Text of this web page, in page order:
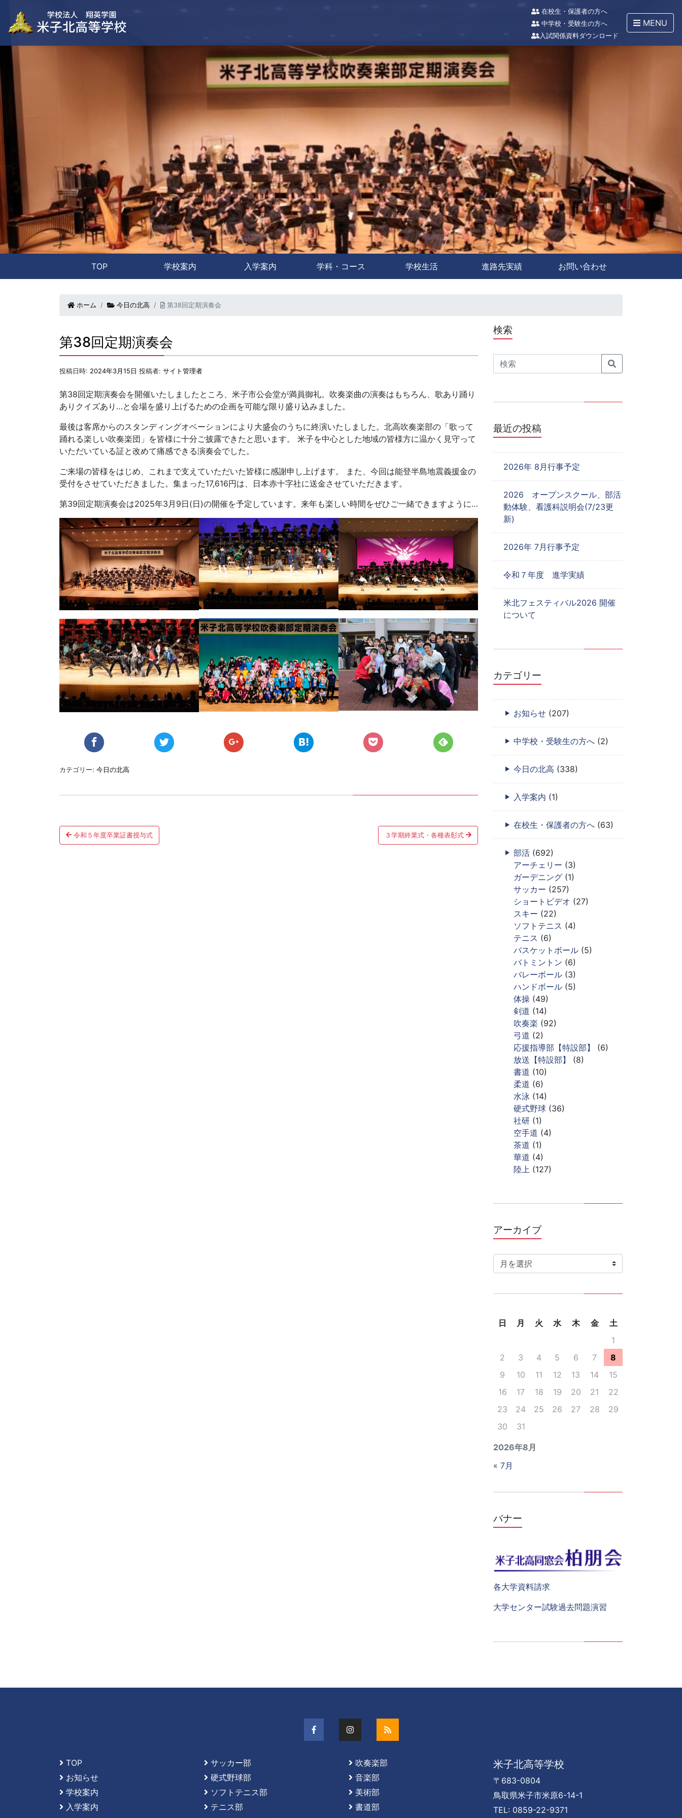
在校生・保護者の方へ
中学校・受験生の方へ
入試関係資料ダウンロード
MENU
TOP 学校案内 入学案内 学科・コース 学校生活 進路先実績 お問い合わせ
ホーム 今日の北高 第38回定期演奏会
第38回定期演奏会
投稿日時: 2024年3月15日 投稿者: サイト管理者
第38回定期演奏会を開催いたしましたところ、米子市公会堂が満員御礼。吹奏楽曲の演奏はもちろん、歌あり踊り
ありクイズあり…と会場を盛り上げるための企画を可能な限り盛り込みました。
最後は客席からのスタンディングオベーションにより大盛会のうちに終演いたしました。北高吹奏楽部の「歌って
踊れる楽しい吹奏楽団」を皆様に十分ご披露できたと思います。 米子を中心とした地域の皆様方に温かく見守って
いただいている証と改めて痛感できる演奏会でした。
ご来場の皆様をはじめ、これまで支えていただいた皆様に感謝申し上げます。 また、今回は能登半島地震義援金の
受付をさせていただきました。集まった17,616円は、日本赤十字社に送金させていただきます。
第39回定期演奏会は2025年3月9日(日)の開催を予定しています。来年も楽しい時間をぜひご一緒できますように…
カテゴリー: 今日の北高
投
稿令和５年度卒業証書授与式 ３学期終業式・各種表彰式
検索
Search
最近の投稿
2026年 8月行事予定
2026 オープンスクール、部活
動体験、看護科説明会(7/23更
新)
2026年 7月行事予定
令和７年度 進学実績
米北フェスティバル2026 開催
について
カテゴリー
お知らせ (207)
中学校・受験生の方へ (2)
今日の北高 (338)
入学案内 (1)
在校生・保護者の方へ (63)
部活 (692)
アーチェリー (3)
ガーデニング (1)
サッカー (257)
ショートビデオ (27)
スキー (22)
ソフトテニス (4)
テニス (6)
バスケットボール (5)
バトミントン (6)
バレーボール (3)
ハンドボール (5)
体操 (49)
剣道 (14)
吹奏楽 (92)
弓道 (2)
応援指導部【特設部】
(6)
放送【特設部】
(8)
書道 (10)
柔道 (6)
水泳 (14)
硬式野球 (36)
社研 (1)
空手道 (4)
茶道 (1)
華道 (4)
陸上 (127)
アーカイブア
ー
カ
2026年8月
日 月 火 水 木 金
土
1
2
3 4 5 6 7
8
9
10 11 12 13 14
15
16
17 18 19 20 21
22
23
24 25 26 27 28
29
30
31
« 7月
バナー
各大学資料請求
大学センター試験過去問題演習
TOP
お知らせ
学校案内
入学案内
サッカー部
硬式野球部
ソフトテニス部
テニス部
吹奏楽部
音楽部
美術部
書道部
米子北高等学校
〒683-0804
鳥取県米子市米原6-14-1
TEL: 0859-22-9371